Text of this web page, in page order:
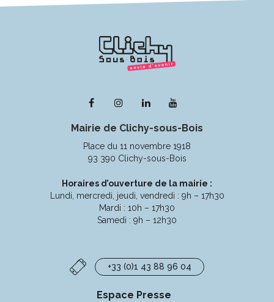
Lien
le
compte
Facebook
Lien
le
compte
Instagram
Lien
le
compte
Linkedin
la
chaîne
Youtube
Mairie de Clichy-sous-Bois
Place du 11 novembre 1918
93 390 Clichy-sous-Bois
Horaires d’ouverture de la mairie :
Lundi, mercredi, jeudi, vendredi : 9h – 17h30
Mardi : 10h – 17h30
Samedi : 9h – 12h30
+33 (0)1 43 88 96 04
Espace Presse